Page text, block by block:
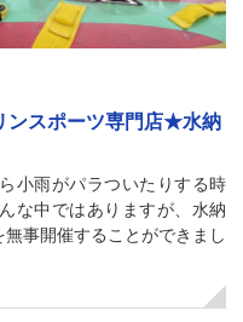
ンスポーツ専門店★水納
小雨がパラついたりする時
な中ではありますが、水納
事開催することができまし